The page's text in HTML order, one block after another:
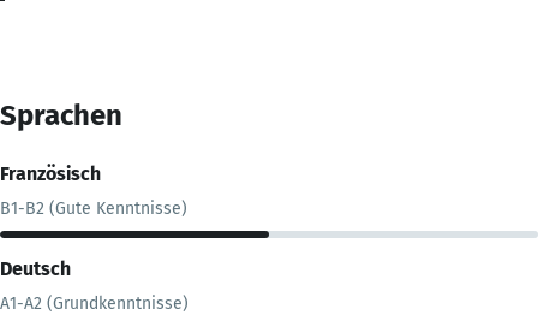
Sprachen
Französisch
B1-B2 (Gute Kenntnisse)
Deutsch
A1-A2 (Grundkenntnisse)